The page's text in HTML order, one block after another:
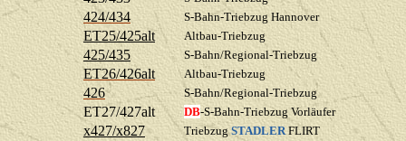
424/434 S-Bahn-Triebzug Hannover
ET25/425alt Altbau-Triebzug
425/435 S-Bahn/Regional-Triebzug
ET26/426alt Altbau-Triebzug
426 S-Bahn/Regional-Triebzug
ET27/427alt DB-S-Bahn-Triebzug Vorläufer
x427/x827 TriebzugSTADLERFLIRT